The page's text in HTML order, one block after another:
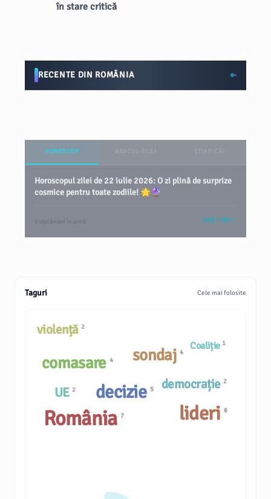
în stare critică
RECENTE DIN ROMÂNIA
HOROSCOP
Horoscopul zilei de 22 iulie 2026: O zi plină de surprize
cosmice pentru toate zodiile! 🌟🔮
2 săptămâni în urmă VEZI TOT
Taguri Cele mai folosite
comasare 4
UE 2
Coaliție 1
democrație 2
sondaj4
decizie 5
lideri6
România7
violență 2